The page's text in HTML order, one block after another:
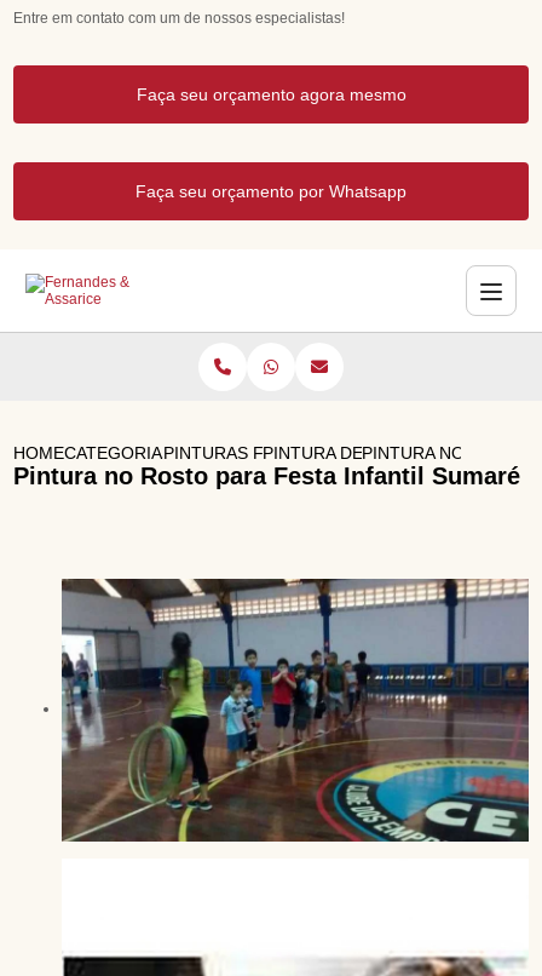
Entre em contato com um de nossos especialistas!
Faça seu orçamento agora mesmo
Faça seu orçamento por Whatsapp
HOMECATEGORIASPINTURAS FACIAIS PARA FESTAS
PINTURA DE ROSTO INFANTIL
PINTURA NO ROSTO
Pintura no Rosto para Festa Infantil Sumaré